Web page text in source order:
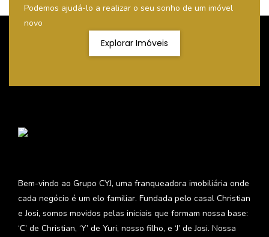
Podemos ajudá-lo a realizar o seu sonho de um imóvel
novo
Explorar Imóveis
Bem-vindo ao Grupo CYJ, uma franqueadora imobiliária onde
cada negócio é um elo familiar. Fundada pelo casal Christian
e Josi, somos movidos pelas iniciais que formam nossa base:
‘C’ de Christian, ‘Y’ de Yuri, nosso filho, e ‘J’ de Josi. Nossa